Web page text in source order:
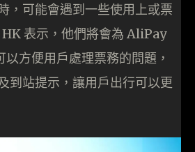
，可能會遇到一些使用上或票
表示，他們將會為 AliPay
方便用戶處理票務的問題，
到站提示，讓用戶出行可以更